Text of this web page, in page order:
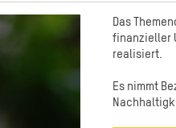
Das
finanzieller
realisiert.
Es nimmt